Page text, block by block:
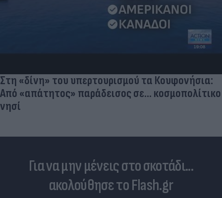
Στη «δίνη» του υπερτουρισμού τα Κουφονήσια:
Από «απάτητος» παράδεισος σε... κοσμοπολίτικο
νησί
Για να μην μένεις στο σκοτάδι...
ακολούθησε το Flash.gr